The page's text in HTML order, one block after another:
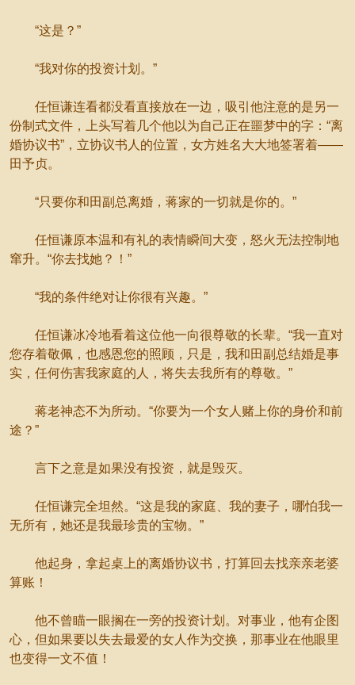
“这是？”
“我对你的投资计划。”
任恒谦连看都没看直接放在一边，吸引他注意的是另一
份制式文件，上头写着几个他以为自己正在噩梦中的字：“离
婚协议书”，立协议书人的位置，女方姓名大大地签署着——
田予贞。
“只要你和田副总离婚，蒋家的一切就是你的。”
任恒谦原本温和有礼的表情瞬间大变，怒火无法控制地
窜升。“你去找她？！”
“我的条件绝对让你很有兴趣。”
任恒谦冰冷地看着这位他一向很尊敬的长辈。“我一直对
您存着敬佩，也感恩您的照顾，只是，我和田副总结婚是事
实，任何伤害我家庭的人，将失去我所有的尊敬。”
蒋老神态不为所动。“你要为一个女人赌上你的身价和前
途？”
言下之意是如果没有投资，就是毁灭。
任恒谦完全坦然。“这是我的家庭、我的妻子，哪怕我一
无所有，她还是我最珍贵的宝物。”
他起身，拿起桌上的离婚协议书，打算回去找亲亲老婆
算账！
他不曾瞄一眼搁在一旁的投资计划。对事业，他有企图
心，但如果要以失去最爱的女人作为交换，那事业在他眼里
也变得一文不值！